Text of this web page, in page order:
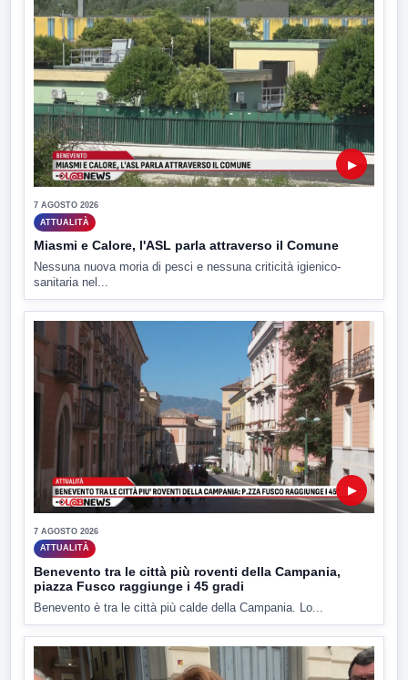
▶
7 AGOSTO 2026
ATTUALITÀ
Miasmi e Calore, l'ASL parla attraverso il Comune
Nessuna nuova moria di pesci e nessuna criticità igienico-
sanitaria nel...
▶
7 AGOSTO 2026
ATTUALITÀ
Benevento tra le città più roventi della Campania,
piazza Fusco raggiunge i 45 gradi
Benevento è tra le città più calde della Campania. Lo...